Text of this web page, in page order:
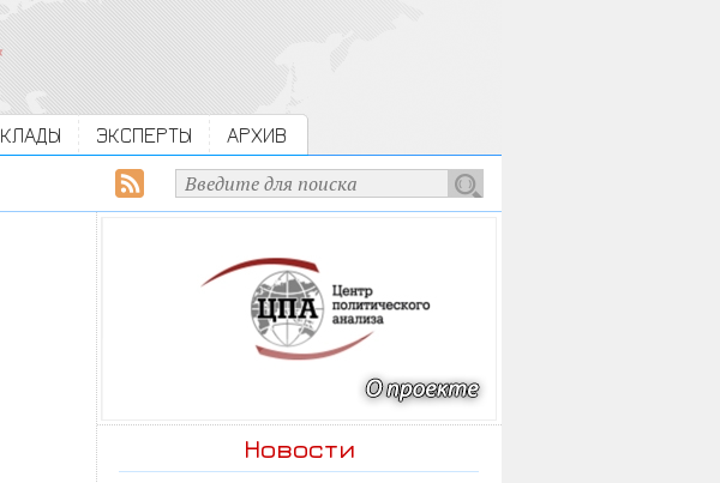
ЭКСПЕРТЫ АРХИВ
Новости